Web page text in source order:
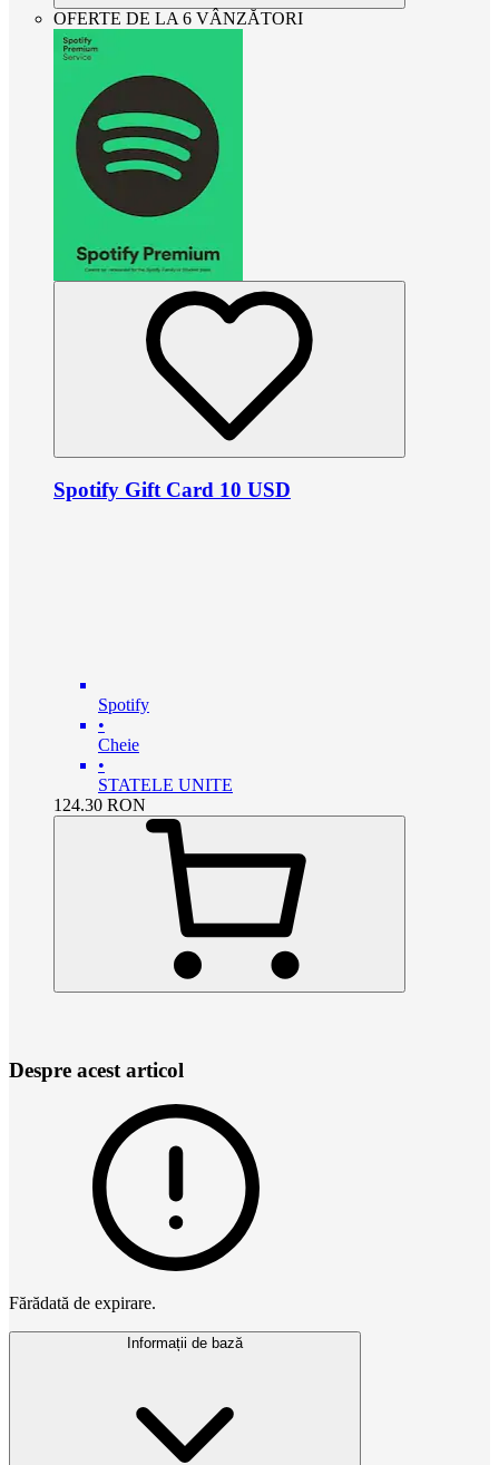
OFERTE DE LA 6 VÂNZĂTORI
Spotify Gift Card 10 USD
Spotify
•
Cheie
•
STATELE UNITE
124.30 RON
Despre acest articol
Fărădată de expirare.
Informații de bază